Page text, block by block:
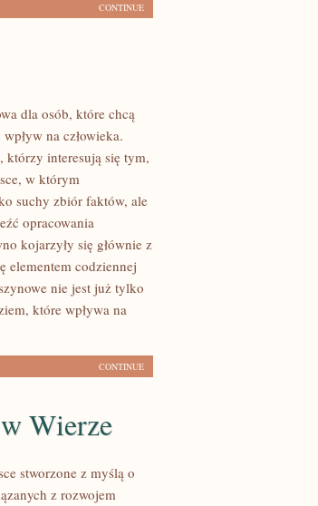
CONTINUE
dla osób, które chcą
na człowieka.
którzy interesują się tym,
w którym
suchy zbiór faktów, ale
opracowania
kojarzyły się głównie z
elementem codziennej
nie jest już tylko
które wpływa na
CONTINUE
Wierze
stworzone z myślą o
z rozwojem